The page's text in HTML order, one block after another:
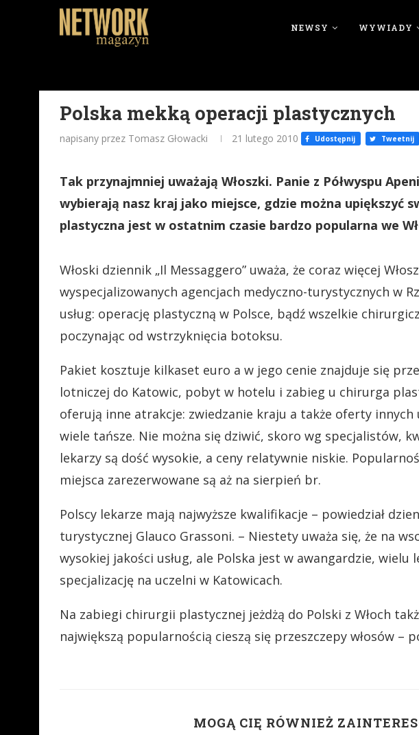
NEWSY WYWIADY
Polska mekką operacji plastycznych
napisany przez Tomasz Głowacki 21 lutego 2010 Udostępnij Tweetnij
Tak przynajmniej uważają Włoszki. Panie z Półwyspu
wybierają nasz kraj jako miejsce, gdzie można upiększyć
plastyczna jest w ostatnim czasie bardzo popularna we
Włoski dziennik „Il Messaggero” uważa, że coraz więcej
wyspecjalizowanych agencjach medyczno-turystycznych w
usług: operację plastyczną w Polsce, bądź wszelkie
poczynając od wstrzyknięcia botoksu.
Pakiet kosztuje kilkaset euro a w jego cenie znajduje się
lotniczej do Katowic, pobyt w hotelu i zabieg u chirurga
oferują inne atrakcje: zwiedzanie kraju a także oferty innych
wiele tańsze. Nie można się dziwić, skoro wg specjalistów,
lekarzy są dość wysokie, a ceny relatywnie niskie.
miejsca zarezerwowane są aż na sierpień br.
Polscy lekarze mają najwyższe kwalifikacje – powiedział
turystycznej Glauco Grassoni. – Niestety uważa się, że na
wysokiej jakości usług, ale Polska jest w awangardzie, wielu
specjalizację na uczelni w Katowicach.
Na zabiegi chirurgii plastycznej jeżdżą do Polski z Włoch
największą popularnością cieszą się przeszczepy włosów –
MOGĄ CIĘ RÓWNIEŻ